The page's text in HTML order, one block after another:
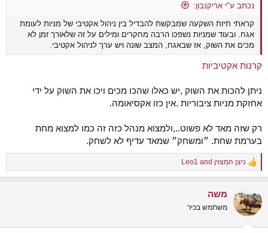
נכתב ע"י אריקנבון:
קראתי תיזת השקעה שמבקשת להבדיל בין ניהול אקטיבי של מניות לעומת
אגח. ובעוד שמניות נשפכו הרבה מחקרים ומילים על זה שלאורך זמן לא
מכים את השוק, אז שבאגח, המצב שונה ויש ערך לניהול אקטיבי.
קרנות אקטיביות
ניתן להכות את השוק ,יש כאלו שהכו מכים ויכו את השוק על ידי
אחזקת מניות ציבוריות .אין כזו אקסיאומה.
רק שזה מאד לא פשוט..,ולמצוא מנהל כזה זה כמו למצוא מחת
בערמת שחת. ״ומשחק״ שמאד עדיף לא לשחק.
R
e
c
t
i
ניצן המצוין Leo1
משה
משתמש בכיר